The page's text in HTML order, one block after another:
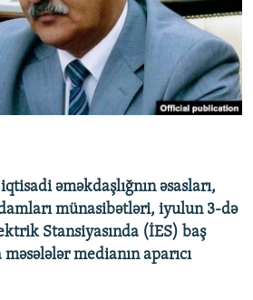
KITABXANASI
STANDARTLARIMIZ
TELEFONUNUZDA
əməkdaşlığnın əsasları,
münasibətləri, iyulun 3-də
Stansiyasında (İES) baş
medianın aparıcı